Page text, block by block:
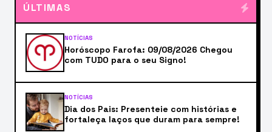
ÚLTIMAS
NOTÍCIAS
Horóscopo Farofa: 09/08/2026 Chegou
com TUDO para o seu Signo!
NOTÍCIAS
Dia dos Pais: Presenteie com histórias e
fortaleça laços que duram para sempre!